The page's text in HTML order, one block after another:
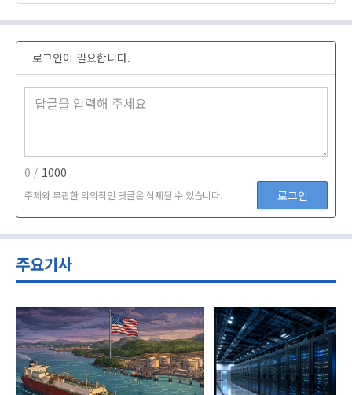
로그인이 필요합니다.
0 / 1000
주제와 무관한 악의적인 댓글은 삭제될 수 있습니다. 로그인
주요기사